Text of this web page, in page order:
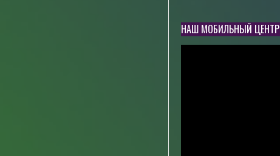
НАШ МОБИЛЬНЫЙ ЦЕНТР